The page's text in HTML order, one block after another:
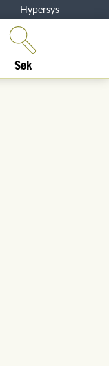
Hypersys
Søk